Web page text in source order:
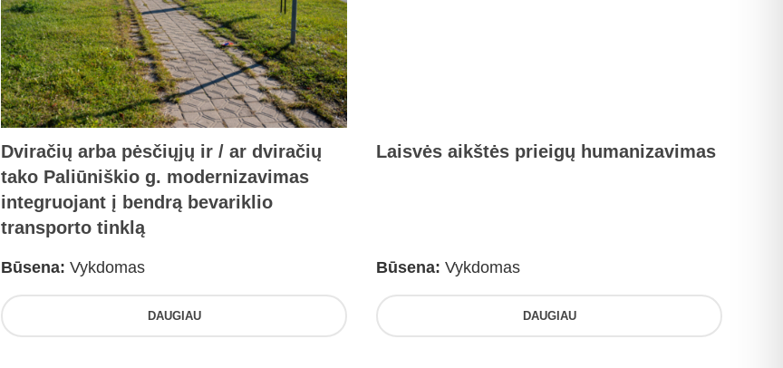
Dviračių arba pėsčiųjų ir / ar dviračių
tako Paliūniškio g. modernizavimas
integruojant į bendrą bevariklio
transporto tinklą
Būsena: Vykdomas
DAUGIAU
Laisvės aikštės prieigų humanizavimas
Būsena: Vykdomas
DAUGIAU